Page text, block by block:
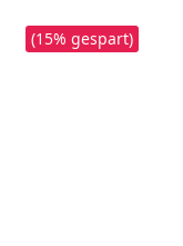
(15% gespart)